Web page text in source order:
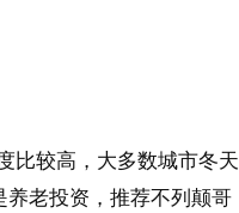
比较高，大多数城市冬天
老投资，推荐不列颠哥